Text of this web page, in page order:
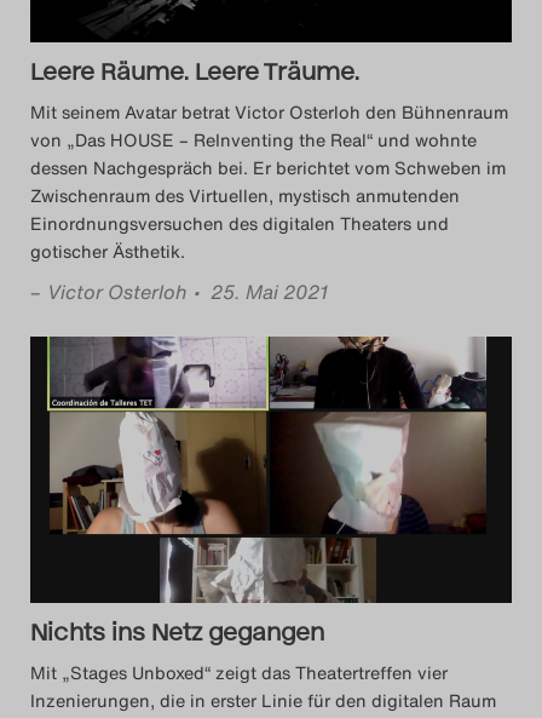
Das Theatertreffen-Blog
2019
Das Theatertreffen-Blog
2020
Das Theatertreffen-Blog
2021
Das Theatertreffen-Blog
2022
Das Theatertreffen-Blog
2023
Das Theatertreffen-Blog
2024
Das Theatertreffen-Blog
Leere Räume. Leere Träume.
Mit seinem Avatar betrat Victor Osterloh den Bühnenraum
von „Das HOUSE – ReInventing the Real“ und wohnte
dessen Nachgespräch bei. Er berichtet vom Schweben im
Zwischenraum des Virtuellen, mystisch anmutenden
Einordnungsversuchen des digitalen Theaters und
gotischer Ästhetik.
– Victor Osterloh • 25. Mai 2021
Nichts ins Netz gegangen
Mit „Stages Unboxed“ zeigt das Theatertreffen vier
Inzenierungen, die in erster Linie für den digitalen Raum